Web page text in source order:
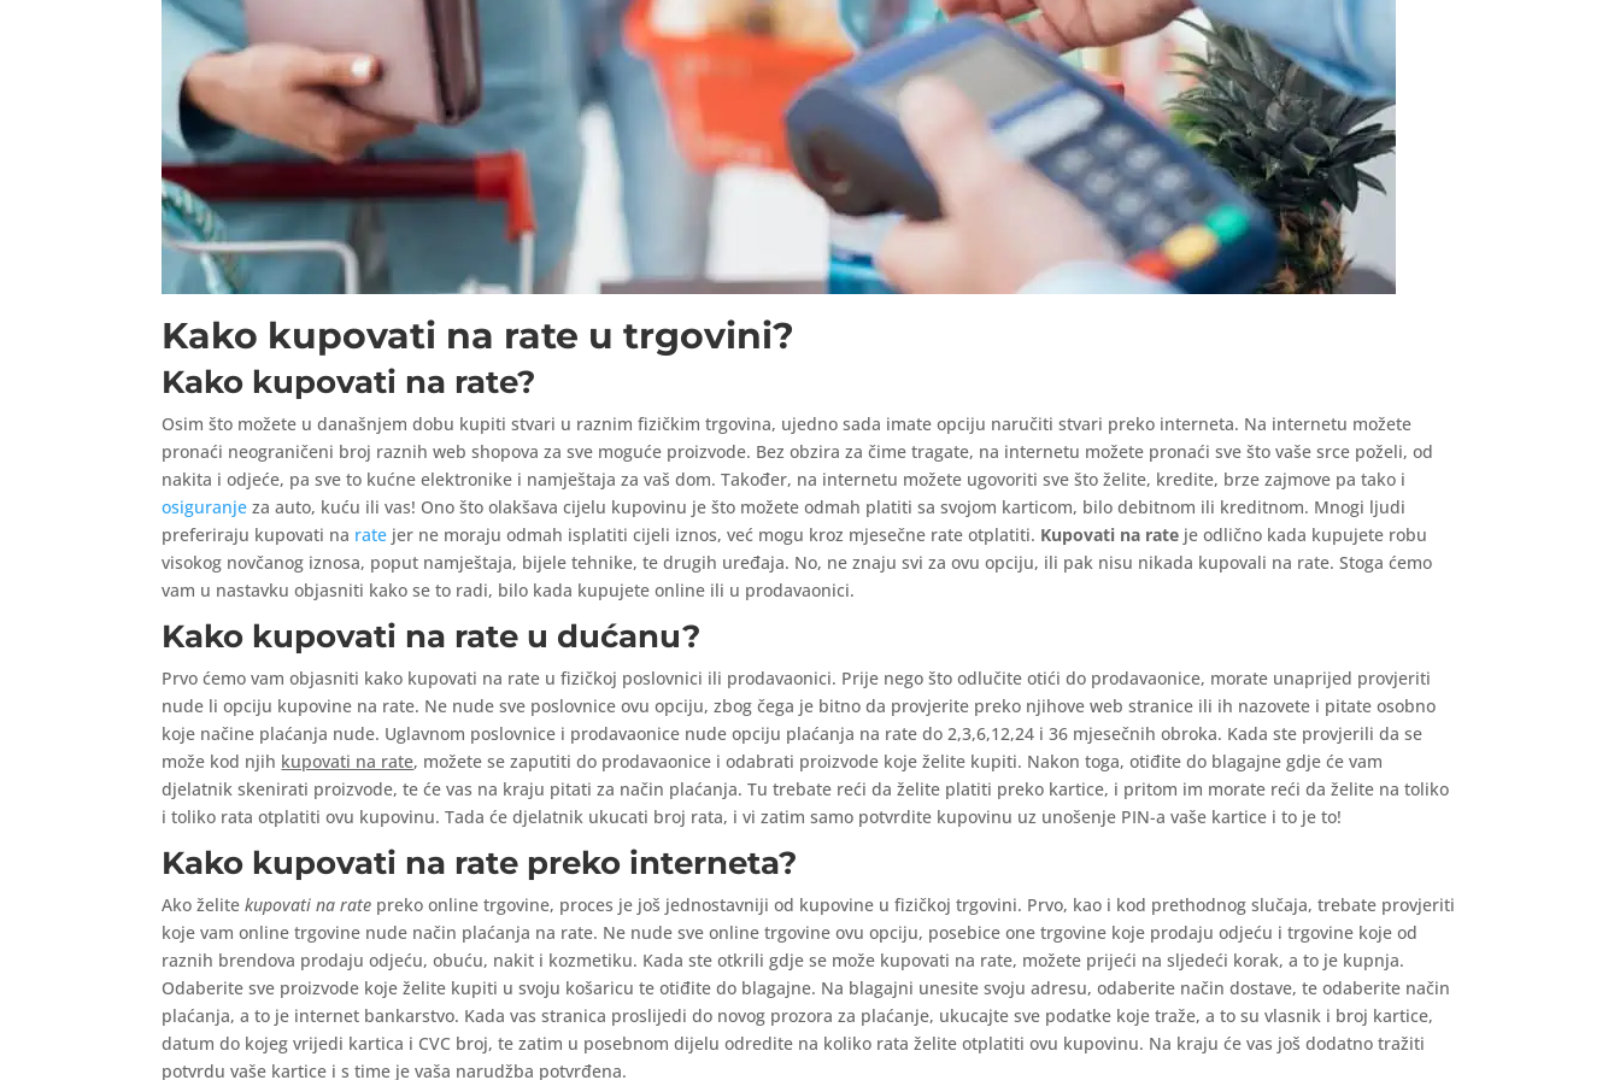
Kako kupovati na rate u trgovini?
Kako kupovati na rate?
Osim što možete u današnjem dobu kupiti stvari u raznim fizičkim trgovina, ujedno sada imate opciju naručiti stvari preko interneta. Na internetu možete
pronaći neograničeni broj raznih web shopova za sve moguće proizvode. Bez obzira za čime tragate, na internetu možete pronaći sve što vaše srce poželi, od
nakita i odjeće, pa sve to kućne elektronike i namještaja za vaš dom. Također, na internetu možete ugovoriti sve što želite, kredite, brze zajmove pa tako i
osiguranje za auto, kuću ili vas! Ono što olakšava cijelu kupovinu je što možete odmah platiti sa svojom karticom, bilo debitnom ili kreditnom. Mnogi ljudi
preferiraju kupovati na rate jer ne moraju odmah isplatiti cijeli iznos, već mogu kroz mjesečne rate otplatiti. Kupovati na rate je odlično kada kupujete robu
visokog novčanog iznosa, poput namještaja, bijele tehnike, te drugih uređaja. No, ne znaju svi za ovu opciju, ili pak nisu nikada kupovali na rate. Stoga ćemo
vam u nastavku objasniti kako se to radi, bilo kada kupujete online ili u prodavaonici.
Kako kupovati na rate u dućanu?
Prvo ćemo vam objasniti kako kupovati na rate u fizičkoj poslovnici ili prodavaonici. Prije nego što odlučite otići do prodavaonice, morate unaprijed provjeriti
nude li opciju kupovine na rate. Ne nude sve poslovnice ovu opciju, zbog čega je bitno da provjerite preko njihove web stranice ili ih nazovete i pitate osobno
koje načine plaćanja nude. Uglavnom poslovnice i prodavaonice nude opciju plaćanja na rate do 2,3,6,12,24 i 36 mjesečnih obroka. Kada ste provjerili da se
može kod njih kupovati na rate, možete se zaputiti do prodavaonice i odabrati proizvode koje želite kupiti. Nakon toga, otiđite do blagajne gdje će vam
djelatnik skenirati proizvode, te će vas na kraju pitati za način plaćanja. Tu trebate reći da želite platiti preko kartice, i pritom im morate reći da želite na toliko
i toliko rata otplatiti ovu kupovinu. Tada će djelatnik ukucati broj rata, i vi zatim samo potvrdite kupovinu uz unošenje PIN-a vaše kartice i to je to!
Kako kupovati na rate preko interneta?
Ako želitekupovati na rate preko online trgovine, proces je još jednostavniji od kupovine u fizičkoj trgovini. Prvo, kao i kod prethodnog slučaja, trebate provjeriti
koje vam online trgovine nude način plaćanja na rate. Ne nude sve online trgovine ovu opciju, posebice one trgovine koje prodaju odjeću i trgovine koje od
raznih brendova prodaju odjeću, obuću, nakit i kozmetiku. Kada ste otkrili gdje se može kupovati na rate, možete prijeći na sljedeći korak, a to je kupnja.
Odaberite sve proizvode koje želite kupiti u svoju košaricu te otiđite do blagajne. Na blagajni unesite svoju adresu, odaberite način dostave, te odaberite način
plaćanja, a to je internet bankarstvo. Kada vas stranica proslijedi do novog prozora za plaćanje, ukucajte sve podatke koje traže, a to su vlasnik i broj kartice,
datum do kojeg vrijedi kartica i CVC broj, te zatim u posebnom dijelu odredite na koliko rata želite otplatiti ovu kupovinu. Na kraju će vas još dodatno tražiti
potvrdu vaše kartice i s time je vaša narudžba potvrđena.